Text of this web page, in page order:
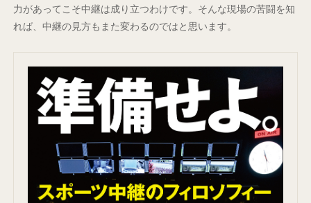
力があってこそ中継は成り立つわけです。そんな現場の苦闘を知
れば、中継の見方もまた変わるのではと思います。